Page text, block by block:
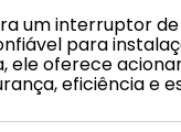
um interruptor
para
ele oferece
eficiência e